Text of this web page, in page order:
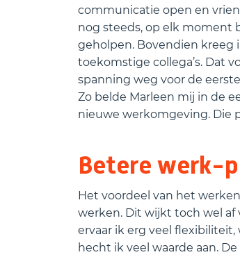
communicatie open en
nog steeds, op elk moment
geholpen. Bovendien kreeg
toekomstige collega’s. Dat
spanning weg voor de
Zo belde Marleen mij in de
nieuwe werkomgeving. Die
Betere werk-
Het voordeel van het
werken. Dit wijkt toch wel af
ervaar ik erg veel
hecht ik veel waarde aan.